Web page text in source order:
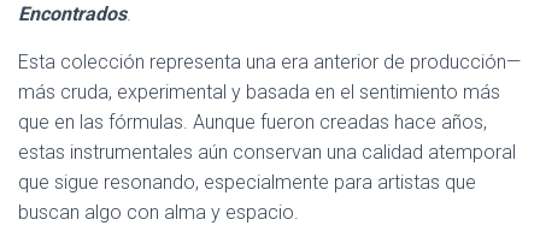
Encontrados.
Esta colección representa una era anterior de producción—
más cruda, experimental y basada en el sentimiento más
que en las fórmulas. Aunque fueron creadas hace años,
estas instrumentales aún conservan una calidad atemporal
que sigue resonando, especialmente para artistas que
buscan algo con alma y espacio.